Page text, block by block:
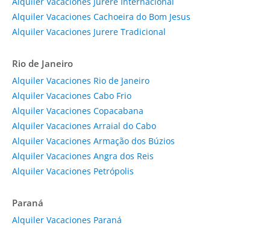
Alquiler Vacaciones Cachoeira do Bom Jesus
Alquiler Vacaciones Jurere Tradicional
Rio de Janeiro
Alquiler Vacaciones Rio de Janeiro
Alquiler Vacaciones Cabo Frio
Alquiler Vacaciones Copacabana
Alquiler Vacaciones Arraial do Cabo
Alquiler Vacaciones Armação dos Búzios
Alquiler Vacaciones Angra dos Reis
Alquiler Vacaciones Petrópolis
Paraná
Alquiler Vacaciones Paraná